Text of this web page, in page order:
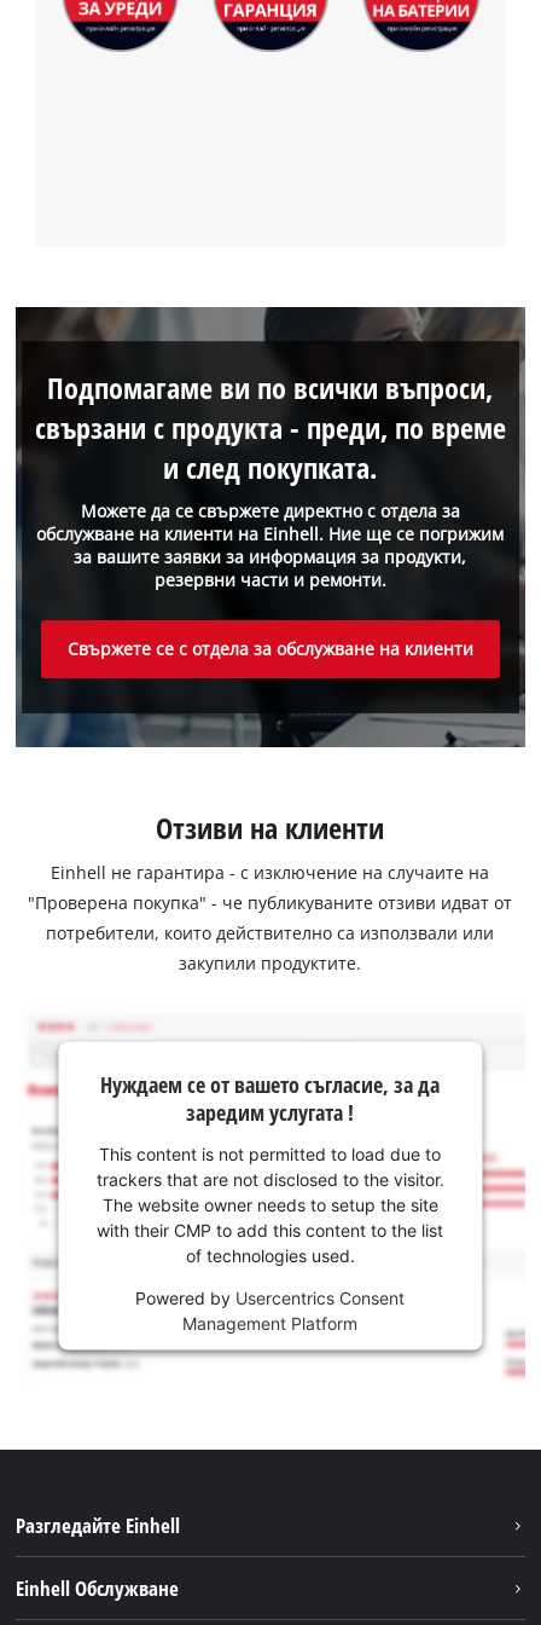
Можете да се свържете директно с отдела за
обслужване на клиенти на Einhell. Ние ще се погрижим
за вашите заявки за информация за продукти,
резервни части и ремонти.
Подпомагаме ви по всички въпроси,
свързани с продукта - преди, по време
и след покупката.
Свържете се с отдела за обслужване на клиенти
Отзиви на клиенти
Einhell не гарантира - с изключение на случаите на
"Проверена покупка" - че публикуваните отзиви идват от
потребители, които действително са използвали или
закупили продуктите.
Нуждаем се от вашето съгласие, за да
заредим услугата !
This content is not permitted to load due to
trackers that are not disclosed to the visitor.
The website owner needs to setup the site
with their CMP to add this content to the list
of technologies used.
Powered by Usercentrics Consent
Management Platform
Разгледайте Einhell
Einhell Обслужване